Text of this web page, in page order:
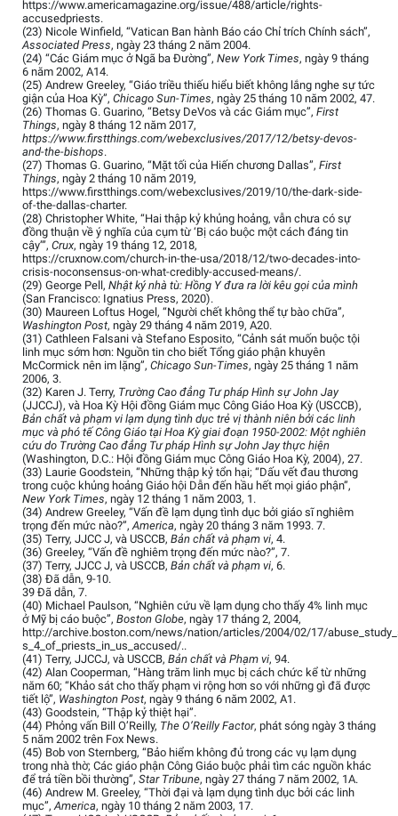
https://www.americamagazine.org/issue/488/article/rights-
accusedpriests.
(23) Nicole Winfield, “Vatican Ban hành Báo cáo Chỉ trích Chính sách”,
Associated Press, ngày 23 tháng 2 năm 2004.
(24) “Các Giám mục ở Ngã ba Đường”, New York Times, ngày 9 tháng
6 năm 2002, A14.
(25) Andrew Greeley, “Giáo triều thiếu hiểu biết không lắng nghe sự tức
giận của Hoa Kỳ”, Chicago Sun-Times, ngày 25 tháng 10 năm 2002, 47.
(26) Thomas G. Guarino, “Betsy DeVos và các Giám mục”, First
Things, ngày 8 tháng 12 năm 2017,
https://www.firstthings.com/webexclusives/2017/12/betsy-devos-
and-the-bishops.
(27) Thomas G. Guarino, “Mặt tối của Hiến chương Dallas”, First
Things, ngày 2 tháng 10 năm 2019,
https://www.firstthings.com/webexclusives/2019/10/the-dark-side-
of-the-dallas-charter.
(28) Christopher White, “Hai thập kỷ khủng hoảng, vẫn chưa có sự
đồng thuận về ý nghĩa của cụm từ ‘Bị cáo buộc một cách đáng tin
cậy’”, Crux, ngày 19 tháng 12, 2018,
https://cruxnow.com/church-in-the-usa/2018/12/two-decades-into-
crisis-noconsensus-on-what-credibly-accused-means/.
(29) George Pell, Nhật ký nhà tù: Hồng Y đưa ra lời kêu gọi của mình
(San Francisco: Ignatius Press, 2020).
(30) Maureen Loftus Hogel, “Người chết không thể tự bào chữa”,
Washington Post, ngày 29 tháng 4 năm 2019, A20.
(31) Cathleen Falsani và Stefano Esposito, “Cảnh sát muốn buộc tội
linh mục sớm hơn: Nguồn tin cho biết Tổng giáo phận khuyên
McCormick nên im lặng”, Chicago Sun-Times, ngày 25 tháng 1 năm
2006, 3.
(32) Karen J. Terry, Trường Cao đẳng Tư pháp Hình sự John Jay
(JJCCJ), và Hoa Kỳ Hội đồng Giám mục Công Giáo Hoa Kỳ (USCCB),
Bản chất và phạm vi lạm dụng tình dục trẻ vị thành niên bởi các linh
mục và phó tế Công Giáo tại Hoa Kỳ giai đoạn 1950-2002: Một nghiên
cứu do Trường Cao đẳng Tư pháp Hình sự John Jay thực hiện
(Washington, D.C.: Hội đồng Giám mục Công Giáo Hoa Kỳ, 2004), 27.
(33) Laurie Goodstein, “Những thập kỷ tổn hại; “Dấu vết đau thương
trong cuộc khủng hoảng Giáo hội Dẫn đến hầu hết mọi giáo phận”,
New York Times, ngày 12 tháng 1 năm 2003, 1.
(34) Andrew Greeley, “Vấn đề lạm dụng tình dục bởi giáo sĩ nghiêm
trọng đến mức nào?”,America, ngày 20 tháng 3 năm 1993. 7.
(35) Terry, JJCC J, và USCCB, Bản chất và phạm vi, 4.
(36) Greeley, “Vấn đề nghiêm trọng đến mức nào?”, 7.
(37) Terry, JJCC J, và USCCB, Bản chất và phạm vi, 6.
(38) Đã dẫn, 9-10.
39 Đã dẫn, 7.
(40) Michael Paulson, “Nghiên cứu về lạm dụng cho thấy 4% linh mục
ở Mỹ bị cáo buộc”, Boston Globe, ngày 17 tháng 2, 2004,
http://archive.boston.com/news/nation/articles/2004/02/17/
s_4_of_priests_in_us_accused/..
(41) Terry, JJCCJ, và USCCB, Bản chất và Phạm vi, 94.
(42) Alan Cooperman, “Hàng trăm linh mục bị cách chức kể từ những
năm 60; “Khảo sát cho thấy phạm vi rộng hơn so với những gì đã được
tiết lộ”, Washington Post, ngày 9 tháng 6 năm 2002, A1.
(43) Goodstein, “Thập kỷ thiệt hại”.
(44) Phỏng vấn Bill O’Reilly, The O’Reilly Factor, phát sóng ngày 3 tháng
5 năm 2002 trên Fox News.
(45) Bob von Sternberg, “Bảo hiểm không đủ trong các vụ lạm dụng
trong nhà thờ; Các giáo phận Công Giáo buộc phải tìm các nguồn khác
để trả tiền bồi thường”, Star Tribune, ngày 27 tháng 7 năm 2002, 1A.
(46) Andrew M. Greeley, “Thời đại và lạm dụng tình dục bởi các linh
mục”,America, ngày 10 tháng 2 năm 2003, 17.